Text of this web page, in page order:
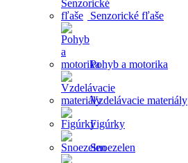
Senzorické fľaše
Pohyb a motorika
Vzdelávacie materiály
Figúrky
Snoezelen